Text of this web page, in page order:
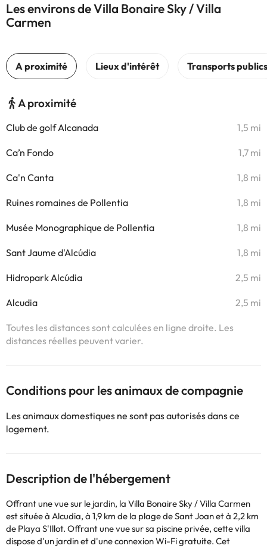
Les environs de Villa Bonaire Sky / Villa
Carmen
A proximité
Club de golf Alcanada 1,5 mi
Ca’n Fondo 1,7 mi
Ca'n Canta 1,8 mi
Ruines romaines de Pollentia 1,8 mi
Musée Monographique de Pollentia 1,8 mi
Sant Jaume d'Alcúdia 1,8 mi
Hidropark Alcúdia 2,5 mi
Alcudia 2,5 mi
Toutes les distances sont calculées en ligne droite. Les
distances réelles peuvent varier.
Conditions pour les animaux de compagnie
Les animaux domestiques ne sont pas autorisés dans ce
logement.
Description de l'hébergement
Offrant une vue sur le jardin, la Villa Bonaire Sky / Villa Carmen
est située à Alcudia, à 1,9 km de la plage de Sant Joan et à 2,2 km
de Playa S'Illot. Offrant une vue sur sa piscine privée, cette villa
dispose d'un jardin et d'une connexion Wi-Fi gratuite. Cet